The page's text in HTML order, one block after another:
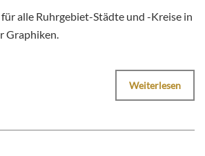
alle Ruhrgebiet-Städte und -Kreise in
Graphiken.
Weiterlesen